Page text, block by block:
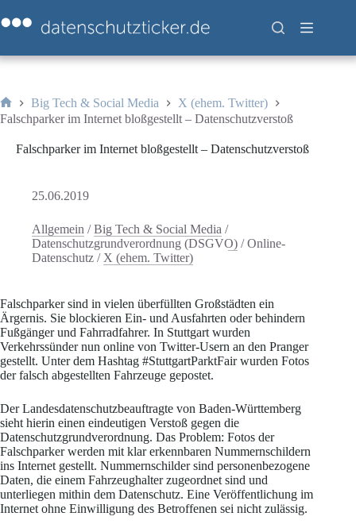
Inhalt
springen
Start
Big Tech & Social Media
X (ehem. Twitter)
Falschparker im Internet bloßgestellt – Datenschutzverstoß
Falschparker im Internet bloßgestellt – Datenschutzverstoß
25.06.2019
Allgemein /Big Tech & Social Media /
Datenschutzgrundverordnung (DSGVO) /Online-
Datenschutz / X (ehem. Twitter)
Falschparker sind in vielen überfüllten Großstädten ein
Ärgernis. Sie blockieren Ein- und Ausfahrten oder behindern
Fußgänger und Fahrradfahrer. In Stuttgart wurden
Verkehrssünder nun online von Twitter-Usern an den Pranger
gestellt. Unter dem Hashtag #StuttgartParktFair wurden Fotos
der falsch abgestellten Fahrzeuge gepostet.
Der Landesdatenschutzbeauftragte von Baden-Württemberg
sieht hierin einen eindeutigen Verstoß gegen die
Datenschutzgrundverordnung. Das Problem: Fotos der
Falschparker werden mit klar erkennbaren Nummernschildern
ins Internet gestellt. Nummernschilder sind personenbezogene
Daten, die einem Fahrzeughalter zugeordnet sind und
unterliegen mithin dem Datenschutz. Eine Veröffentlichung im
Internet ohne Einwilligung des Betroffenen sei nicht zulässig.